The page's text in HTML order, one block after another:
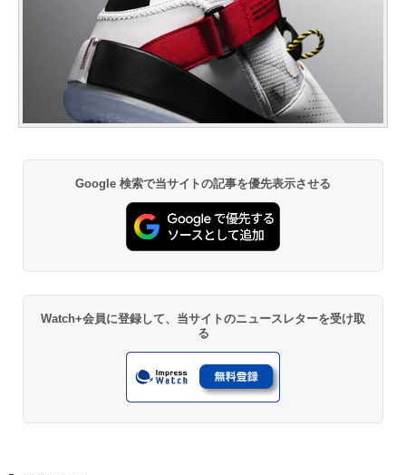
Google 検索で当サイトの記事を優先表示させる
Watch+会員に登録して、当サイトのニュースレターを受け取
る